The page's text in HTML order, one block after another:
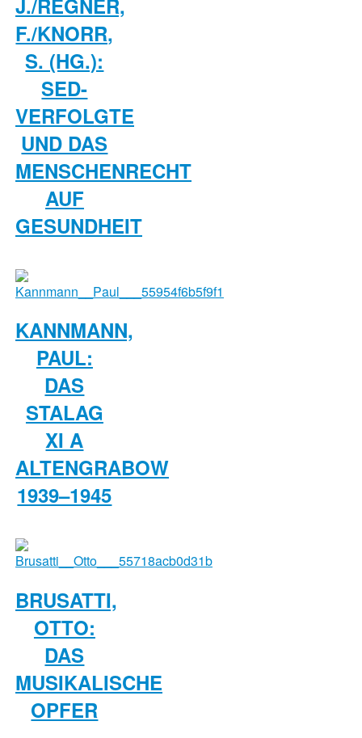
F./KNORR,
S. (HG.):
SED-
VERFOLGTE
UND DAS
MENSCHENRECHT
AUF
GESUNDHEIT
KANNMANN,
PAUL:
DAS
STALAG
XI A
ALTENGRABOW
1939–1945
BRUSATTI,
OTTO:
DAS
MUSIKALISCHE
OPFER